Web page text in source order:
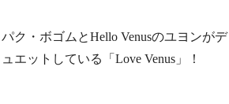
パク・ボゴムとHello Venusのユヨンがデ
ュエットしている「Love Venus」！